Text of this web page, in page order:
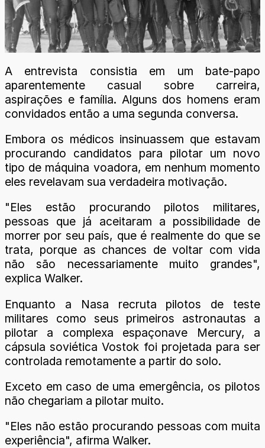
A entrevista consistia em um bate-papo
aparentemente casual sobre carreira,
aspirações e família. Alguns dos homens eram
convidados então a uma segunda conversa.
Embora os médicos insinuassem que estavam
procurando candidatos para pilotar um novo
tipo de máquina voadora, em nenhum momento
eles revelavam sua verdadeira motivação.
"Eles estão procurando pilotos militares,
pessoas que já aceitaram a possibilidade de
morrer por seu país, que é realmente do que se
trata, porque as chances de voltar com vida
não são necessariamente muito grandes",
explica Walker.
Enquanto a Nasa recruta pilotos de teste
militares como seus primeiros astronautas a
pilotar a complexa espaçonave Mercury, a
cápsula soviética Vostok foi projetada para ser
controlada remotamente a partir do solo.
Exceto em caso de uma emergência, os pilotos
não chegariam a pilotar muito.
"Eles não estão procurando pessoas com muita
experiência", afirma Walker.